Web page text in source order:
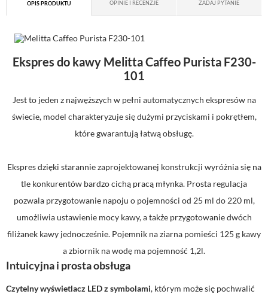
OPIS PRODUKTU OPINIE I RECENZJE ZADAJ PYTANIE
Ekspres do kawy Melitta Caffeo Purista F230-
101
Jest to jeden z najwęższych w pełni automatycznych ekspresów na
świecie, model charakteryzuje się dużymi przyciskami i pokrętłem,
które gwarantują łatwą obsługę.
Ekspres dzięki starannie zaprojektowanej konstrukcji wyróżnia się na
tle konkurentów bardzo cichą pracą młynka. Prosta regulacja
pozwala przygotowanie napoju o pojemności od 25 ml do 220 ml,
umożliwia ustawienie mocy kawy, a także przygotowanie dwóch
filiżanek kawy jednocześnie. Pojemnik na ziarna pomieści 125 g kawy
a zbiornik na wodę ma pojemność 1,2l.
Intuicyjna i prosta obsługa
Czytelny wyświetlacz LED z symbolami, którym może się pochwalić